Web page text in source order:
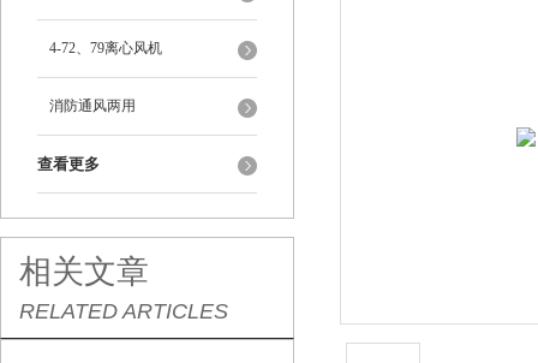
4-72、79离心风机
消防通风两用
查看更多
相关文章
RELATED ARTICLES